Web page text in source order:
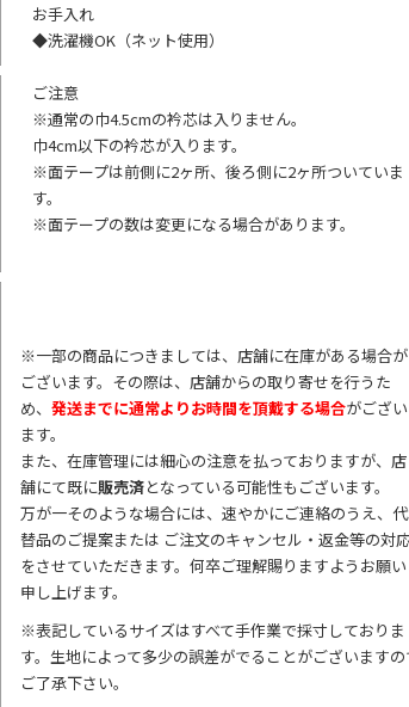
お手入れ
◆洗濯機OK（ネット使用）
ご注意
※通常の巾4.5cmの衿芯は入りません。
巾4cm以下の衿芯が入ります。
※面テープは前側に2ヶ所、後ろ側に2ヶ所ついていま
す。
※面テープの数は変更になる場合があります。
※一部の商品につきましては、店舗に在庫がある場合が
ございます。その際は、店舗からの取り寄せを行うた
め、 発送までに通常よりお時間を頂戴する場合がござい
ます。
また、在庫管理には細心の注意を払っておりますが、店
舗にて既に販売済となっている可能性もございます。
万が一そのような場合には、速やかにご連絡のうえ、代
替品のご提案または ご注文のキャンセル・返金等の対
をさせていただきます。何卒ご理解賜りますようお願い
申し上げます。
※表記しているサイズはすべて手作業で採寸しておりま
す。生地によって多少の誤差がでることがございますの
ご了承下さい。